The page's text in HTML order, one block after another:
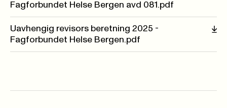
Fagforbundet Helse Bergen avd 081.pdf
Uavhengig revisors beretning 2025 -
Fagforbundet Helse Bergen.pdf